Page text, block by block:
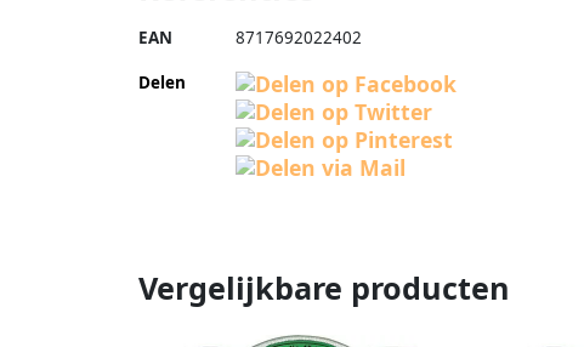
EAN 8717692022402
Delen
Vergelijkbare producten